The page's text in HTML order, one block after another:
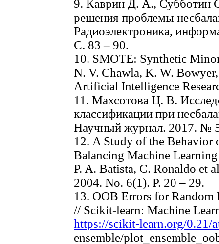
9. Каврин Д. А., Субботин
решения проблемы
Радиоэлектроника,
С. 83 – 90.
10. SMOTE: Synthetic
N. V. Chawla, K. W.
Artificial Intelligence
11. Махсотова Ц. В.
классификации при
Научный журнал. 2017. №
12. A Study of the Behavior
Balancing Machine
P. A. Batista, C. Ronaldo et
2004. No. 6(1). P. 20 – 29.
13. OOB Errors for
// Scikit-learn: Machine
https://scikit-learn.org/0.21/
ensemble/